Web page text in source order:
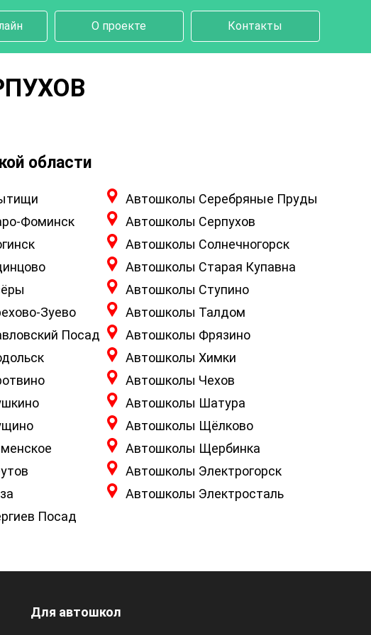
О проекте Контакты
области
Фоминск
Зуево
Посад
Посад
Автошколы Серебряные Пруды
Автошколы Серпухов
Автошколы Солнечногорск
Автошколы Старая Купавна
Автошколы Ступино
Автошколы Талдом
Автошколы Фрязино
Автошколы Химки
Автошколы Чехов
Автошколы Шатура
Автошколы Щёлково
Автошколы Щербинка
Автошколы Электрогорск
Автошколы Электросталь
Для автошкол